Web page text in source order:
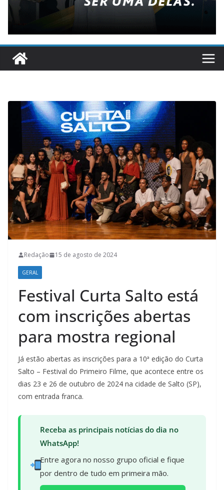
Redação 15 de agosto de 2024
GERAL
Festival Curta Salto está
com inscrições abertas
para mostra regional
Já estão abertas as inscrições para a 10ª edição do Curta
Salto – Festival do Primeiro Filme, que acontece entre os
dias 23 e 26 de outubro de 2024 na cidade de Salto (SP),
com entrada franca.
Receba as principais notícias do dia no
WhatsApp!
Entre agora no nosso grupo oficial e fique
por dentro de tudo em primeira mão.